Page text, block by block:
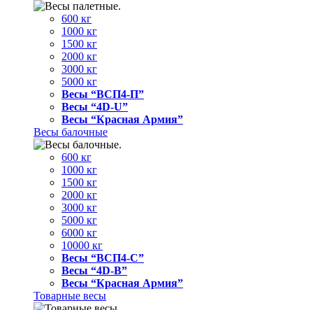
600 кг
1000 кг
1500 кг
2000 кг
3000 кг
5000 кг
Весы “ВСП4-П”
Весы “4D-U”
Весы “Красная Армия”
Весы балочные
600 кг
1000 кг
1500 кг
2000 кг
3000 кг
5000 кг
6000 кг
10000 кг
Весы “ВСП4-С”
Весы “4D-В”
Весы “Красная Армия”
Товарные весы